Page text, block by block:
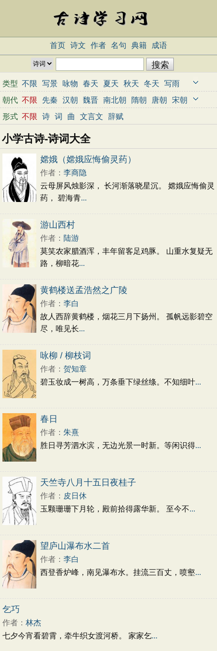
首页 诗文 作者 名句 典籍 成语
类型 不限 写景 咏物 春天 夏天 秋天 冬天
写雨
写雪
写风 写花 梅花 荷花 菊花 柳树
月亮
山水 写山 写水 长江 黄河 儿童 写鸟
写马
田园 边塞 地名 抒情 爱国 离别 送别 思乡
思念 爱情 励志 哲理
母亲 友情 战争 读书 惜时 婉约 豪放 诗经
民谣
节日 春节 元宵节 寒食节
端午节
七夕节 中秋节
咏史怀古 宋词精选 小学古诗
初中古诗
初中文言文 高中文言文
唐诗三百首
古诗三百首
朝代 不限 先秦 汉朝 魏晋 南北朝 隋朝 唐朝
宋朝
元朝
明朝 清朝 近代 当代
形式 不限 诗 词 曲 文言文 辞赋
小学古诗-诗词大全
嫦娥（嫦娥应悔偷灵药）
作者： 李商隐
云母屏风烛影深， 长河渐落晓星沉。 嫦娥应悔偷灵
药， 碧海青...
游山西村
作者： 陆游
莫笑农家腊酒浑，丰年留客足鸡豚。 山重水复疑无
路，柳暗花...
黄鹤楼送孟浩然之广陵
作者： 李白
故人西辞黄鹤楼，烟花三月下扬州。 孤帆远影碧空
尽，唯见长...
咏柳 / 柳枝词
作者： 贺知章
碧玉妆成一树高，万条垂下绿丝绦。不知细叶...
春日
作者： 朱熹
胜日寻芳泗水滨，无边光景一时新。等闲识得...
天竺寺八月十五日夜桂子
作者： 皮日休
玉颗珊珊下月轮，殿前拾得露华新。 至今不...
望庐山瀑布水二首
作者： 李白
西登香炉峰，南见瀑布水。挂流三百丈，喷壑...
乞巧
作者： 林杰
七夕今宵看碧霄，牵牛织女渡河桥。 家家乞...